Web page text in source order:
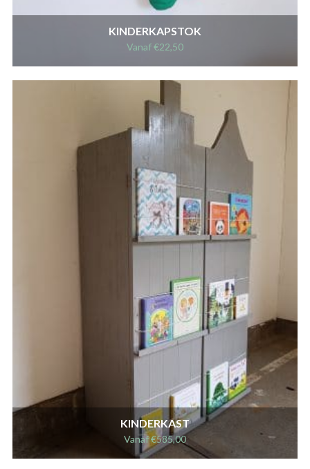
KINDERKAPSTOK
Vanaf€22,50
KINDERKAST
Vanaf€585,00